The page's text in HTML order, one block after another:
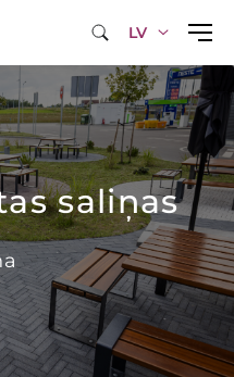
LV
saliņas